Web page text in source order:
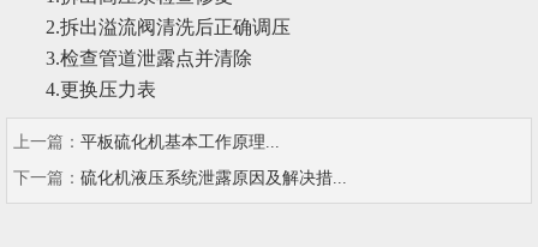
2.拆出溢流阀清洗后正确调压
3.检查管道泄露点并清除
4.更换压力表
上一篇： 平板硫化机基本工作原理...
下一篇： 硫化机液压系统泄露原因及解决措...